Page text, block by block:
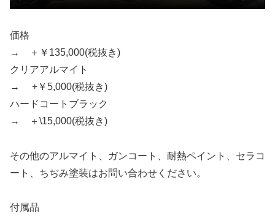
価格
→ ＋￥135,000(税抜き)
クリアアルマイト
→ +￥5,000(税抜き)
ハードコートブラック
→ ＋\15,000(税抜き)
その他のアルマイト、ガンコート、耐熱ペイント、セラコ
ート、ちぢみ塗装はお問い合わせください。
付属品